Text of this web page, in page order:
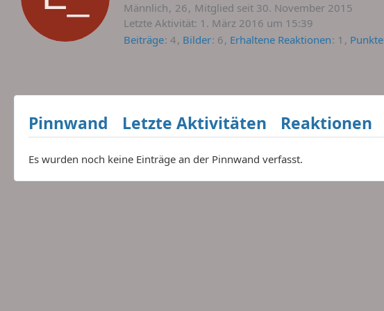
Männlich 26 Mitglied seit 30. November 2015
Letzte Aktivität: 1. März 2016 um 15:39
Beiträge 4 Bilder 6 Erhaltene Reaktionen 1 Punkte
Pinnwand Letzte Aktivitäten Reaktionen
Es wurden noch keine Einträge an der Pinnwand verfasst.